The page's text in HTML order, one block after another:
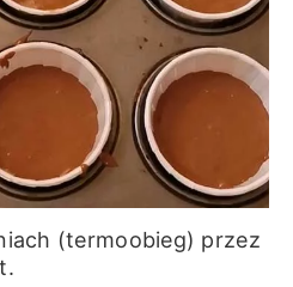
(termoobieg) przez